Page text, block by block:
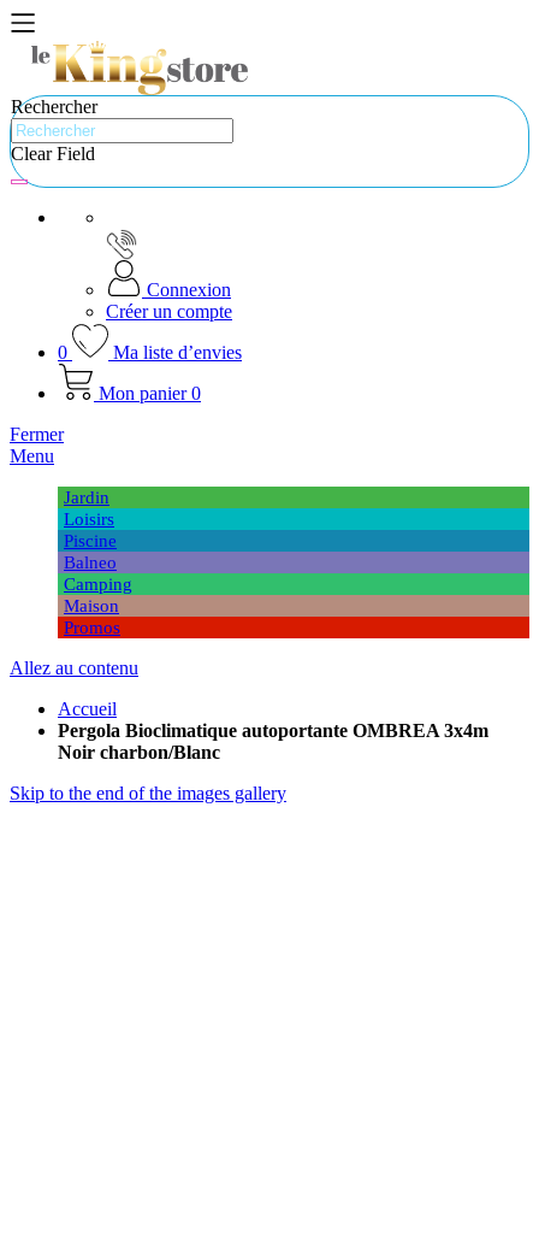
Rechercher
Clear Field
Connexion
Créer un compte
0
Ma liste d’envies
Mon panier 0
Fermer
Menu
Jardin
Loisirs
Piscine
Balneo
Camping
Maison
Promos
Allez au contenu
Accueil
Pergola Bioclimatique autoportante OMBREA 3x4m
Noir charbon/Blanc
Skip to the end of the images gallery